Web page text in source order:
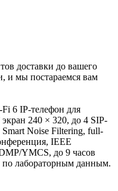
доставки до вашего
и мы постараемся вам
6 IP-телефон для
240 × 320, до 4 SIP-
Noise Filtering, full-
IEEE
YMCS, до 9 часов
по лабораторным данным.